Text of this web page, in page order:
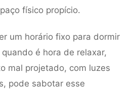
físico propício.
um horário fixo para dormir
é hora de relaxar,
mal projetado, com luzes
pode sabotar esse